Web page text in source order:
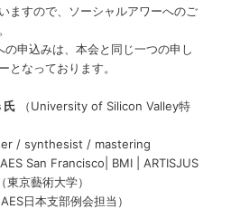
ますので、ソーシャルアワーへのご
申込みは、本会と同じ一つの申し
となっております。
氏 （University of Silicon Valley特
/ synthesist / mastering
San Francisco| BMI | ARTISJUS
（東京藝術大学）
AES日本支部例会担当）